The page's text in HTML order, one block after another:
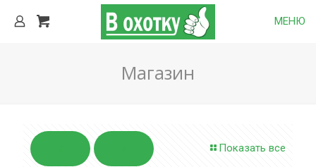
МЕНЮ
Магазин
Показать все